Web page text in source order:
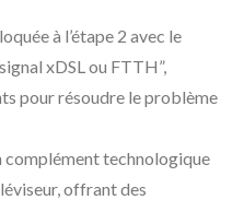
à l’étape 2 avec le
xDSL ou FTTH”,
pour résoudre le problème
complément technologique
offrant des